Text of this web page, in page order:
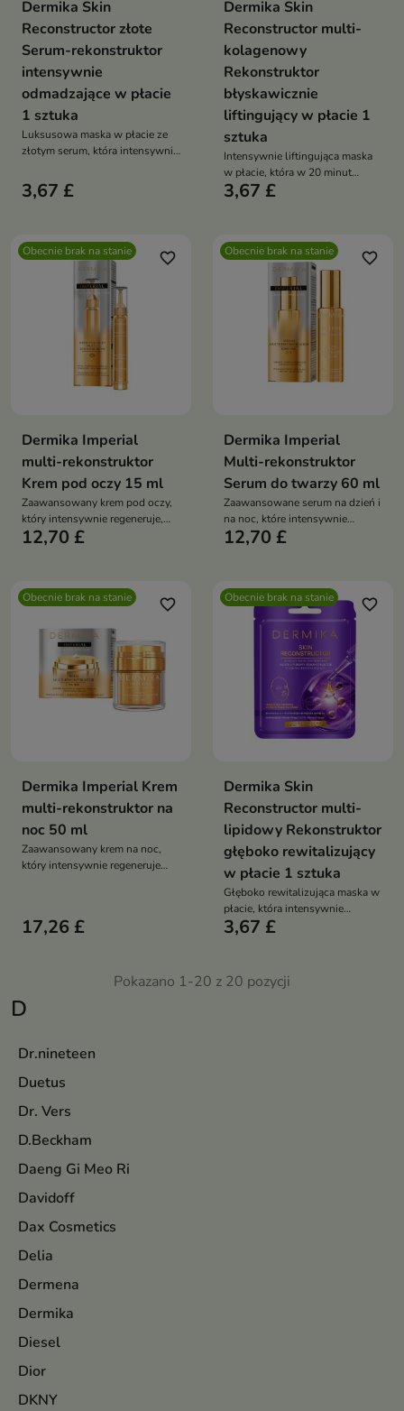
D
Dr.nineteen
Duetus
Dr. Vers
D.Beckham
Daeng Gi Meo Ri
Davidoff
Dax Cosmetics
Delia
Dermena
Dermika
Diesel
Dior
DKNY
Dermika Skin
Reconstructor złote
Serum-rekonstruktor
intensywnie
odmadzające w płacie
1 sztuka
Luksusowa maska w płacie ze
złotym serum, która intensywnie
skórę, przywracając jej
młodzieńczy blask
3,67 £
Dermika Skin
Reconstructor multi-
kolagenowy
Rekonstruktor
błyskawicznie
liftingujący w płacie 1
sztuka
Intensywnie liftingująca maska
w płacie, która w 20 minut
widocznie wygładza, ujędrnia i
3,67 £
Obecnie brak na stanie favorite_border
Dermika Imperial
multi-rekonstruktor
Krem pod oczy 15 ml
Zaawansowany krem pod oczy,
który intensywnie regeneruje,
wygładza zmarszczki oraz
12,70 £
Obecnie brak na stanie favorite_border
Dermika Imperial
Multi-rekonstruktor
Serum do twarzy 60 ml
Zaawansowane serum na dzień i
na noc, które intensywnie
regeneruje skórę, poprawia jej
12,70 £
Obecnie brak na stanie favorite_border
Dermika Imperial Krem
multi-rekonstruktor na
noc 50 ml
Zaawansowany krem na noc,
który intensywnie regeneruje
17,26 £
Obecnie brak na stanie favorite_border
Dermika Skin
Reconstructor multi-
lipidowy Rekonstruktor
głęboko rewitalizujący
w płacie 1 sztuka
Głęboko rewitalizująca maska w
płacie, która intensywnie
odbudowuje barierę lipidową i
3,67 £
Pokazano 1-20 z 20 pozycji